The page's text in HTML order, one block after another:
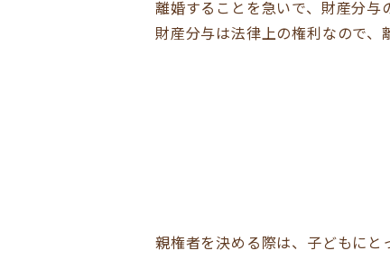
離婚することを急いで、財産分与
財産分与は法律上の権利なので、
親権者を決める際は、子どもにと